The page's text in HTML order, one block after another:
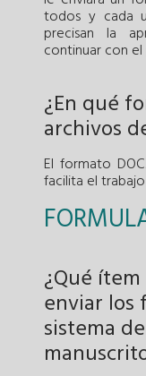
todos y cada
precisan la
continuar con
¿En qué
archivos
El formato
facilita el
¿Qué
enviar los
sistema